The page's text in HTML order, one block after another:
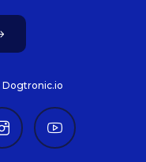
Dogtronic.io